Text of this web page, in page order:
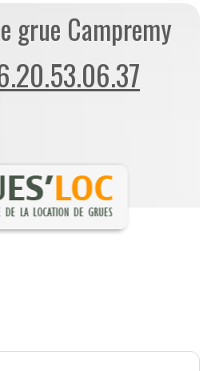
grue Campremy